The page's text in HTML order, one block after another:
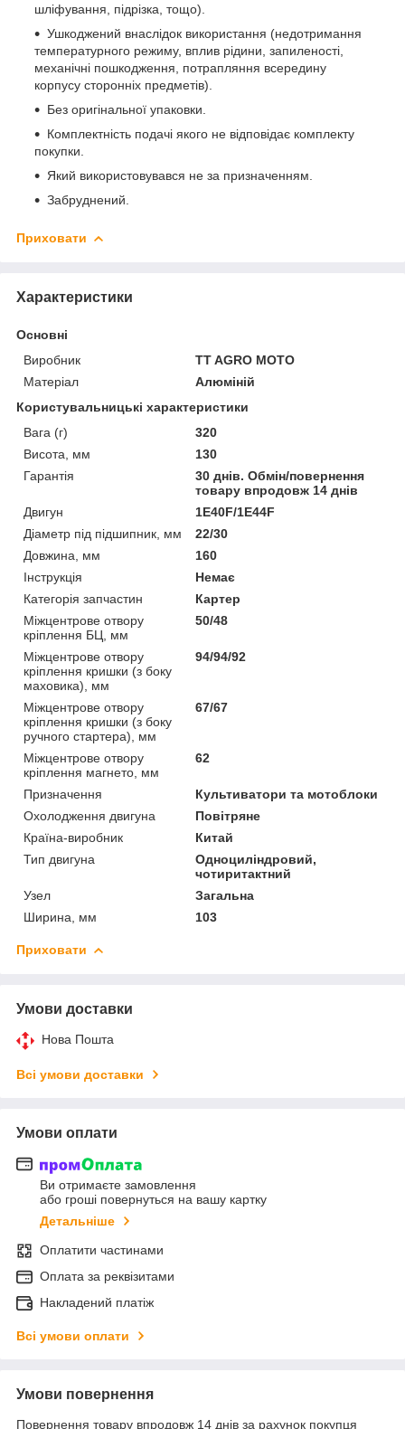
шліфування, підрізка, тощо).
Ушкоджений внаслідок використання (недотримання
температурного режиму, вплив рідини, запиленості,
механічні пошкодження, потрапляння всередину
корпусу сторонніх предметів).
Без оригінальної упаковки.
Комплектність подачі якого не відповідає комплекту
покупки.
Який використовувався не за призначенням.
Забруднений.
Приховати
Характеристики
Основні
Виробник
TT AGRO MOTO
Матеріал
Алюміній
Користувальницькі характеристики
Вага (г)
320
Висота, мм
130
Гарантія
30 днів. Обмін/повернення
товару впродовж 14 днів
Двигун
1Е40F/1E44F
Діаметр під підшипник, мм
22/30
Довжина, мм
160
Інструкція
Немає
Категорія запчастин
Картер
Міжцентрове отвору
кріплення БЦ, мм
50/48
Міжцентрове отвору
кріплення кришки (з боку
маховика), мм
94/94/92
Міжцентрове отвору
кріплення кришки (з боку
ручного стартера), мм
67/67
Міжцентрове отвору
кріплення магнето, мм
62
Призначення
Культиватори та мотоблоки
Охолодження двигуна
Повітряне
Країна-виробник
Китай
Тип двигуна
Одноциліндровий,
чотиритактний
Узел
Загальна
Ширина, мм
103
Приховати
Умови доставки
Нова Пошта
Всі умови доставки
Умови оплати
Ви отримаєте замовлення
або гроші повернуться на вашу картку
Детальніше
Оплатити частинами
Оплата за реквізитами
Накладений платіж
Всі умови оплати
Умови повернення
Повернення товару впродовж 14 днів за рахунок покупця